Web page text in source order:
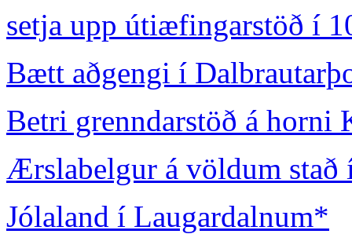
setja upp útiæfingarstöð í
Bætt aðgengi í
Betri grenndarstöð á horni
Ærslabelgur á völdum
Jólaland í Laugardalnum*